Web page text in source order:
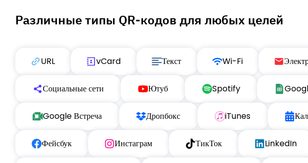
Различные типы QR-кодов для любых целей
URL vCard Текст Wi-Fi
Социальные сети Ютуб Spotify
Google Встреча Дропбокс iTunes
Фейсбук Инстаграм ТикТок LinkedIn